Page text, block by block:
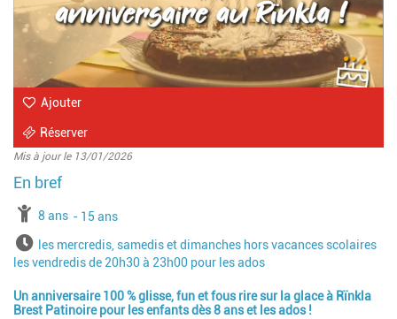
Ajouter
Réserver
Mis à jour le 13/01/2026
à partir de
8 ans jusqu'à l'âge de
15 ans
Horairesles mercredis, samedis et dimanches hors vacances scolaires
les vendredis de 20h30 à 23h00 pour les ados
Un anniversaire 100 % glisse, fun et fous rire sur la glace à Rïnkla
Brest Patinoire pour les enfants dès 8 ans et les ados !